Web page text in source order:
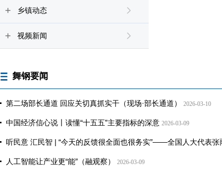
乡镇动态
视频新闻
舞钢要闻
第二场部长通道 回应关切真抓实干（现场·部长通道） 2026-03-10
中国经济信心说丨读懂“十五五”主要指标的深意 2026-03-09
听民意 汇民智 | “今天的反馈很全面也很务实”——全国人大代表
人工智能让产业更“能”（融观察） 2026-03-09